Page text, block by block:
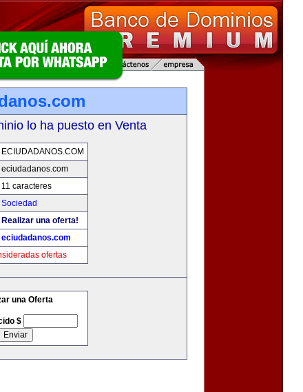
lo ha puesto en Venta
ECIUDADANOS.COM
eciudadanos.com
11 caracteres
Sociedad
Realizar una oferta!
eciudadanos.com
ofertas
una Oferta
$